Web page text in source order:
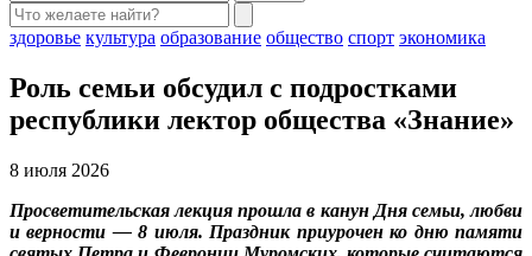
здоровье культура образование общество спорт экономика
Роль семьи обсудил с подростками
республики лектор общества «Знание»
8 июля 2026
Просветительскаялекция прошла в канун Дня семьи, любви
и верности —8 июля. Праздник приурочен ко дню памяти